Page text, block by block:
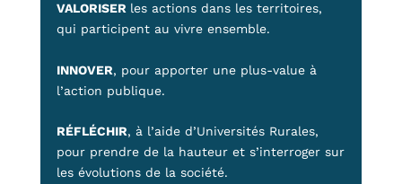
VALORISER les actions dans les territoires,
qui participent au vivre ensemble.
INNOVER, pour apporter une plus-value à
l’action publique.
RÉFLÉCHIR, à l’aide d’Universités Rurales,
pour prendre de la hauteur et s’interroger sur
les évolutions de la société.